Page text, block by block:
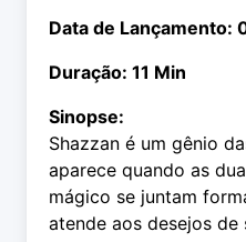
Data de Lançamento:
Duração: 11 Min
Sinopse:
Shazzan é um gênio
aparece quando as
mágico se juntam
atende aos desejos de